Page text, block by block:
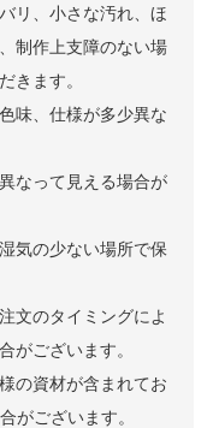
リ、小さな汚れ、ほ
制作上支障のない場
きます。
味、仕様が多少異な
なって見える場合が
気の少ない場所で保
文のタイミングによ
がございます。
の資材が含まれてお
がございます。